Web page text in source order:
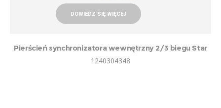
DOWIEDZ SIĘ WIĘCEJ
Pierścień synchronizatora wewnętrzny 2/3 biegu Star
1240304348